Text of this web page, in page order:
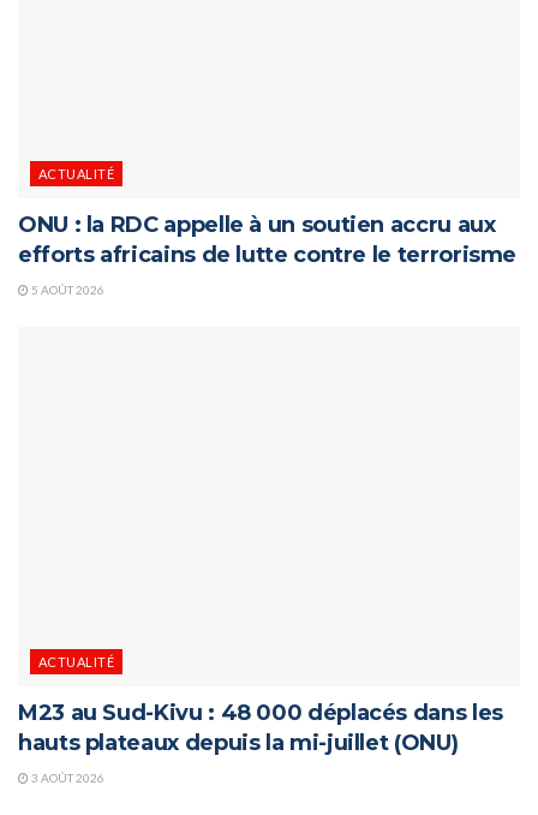
ACTUALITÉ
ONU : la RDC appelle à un soutien accru aux
efforts africains de lutte contre le terrorisme
5 AOÛT 2026
ACTUALITÉ
M23 au Sud-Kivu : 48 000 déplacés dans les
hauts plateaux depuis la mi-juillet (ONU)
3 AOÛT 2026